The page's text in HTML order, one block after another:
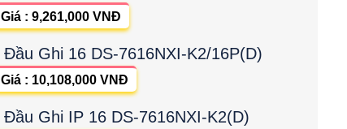
Giá : 9,261,000 VNĐ
Đầu Ghi 16 DS-7616NXI-K2/16P(D)
Giá : 10,108,000 VNĐ
Đầu Ghi IP 16 DS-7616NXI-K2(D)